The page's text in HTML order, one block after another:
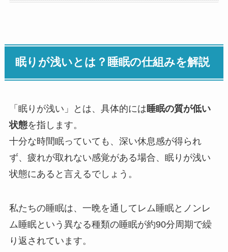
眠りが浅いとは？睡眠の仕組みを解説
「眠りが浅い」とは、具体的には睡眠の質が低い
状態を指します。
十分な時間眠っていても、深い休息感が得られ
ず、疲れが取れない感覚がある場合、眠りが浅い
状態にあると言えるでしょう。
私たちの睡眠は、一晩を通してレム睡眠とノンレ
ム睡眠という異なる種類の睡眠が約90分周期で繰
り返されています。